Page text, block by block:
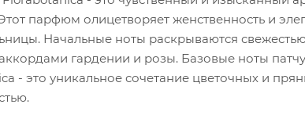
парфюм олицетворяет женственность и
Начальные ноты раскрываются
гардении и розы. Базовые ноты
- это уникальное сочетание цветочных и